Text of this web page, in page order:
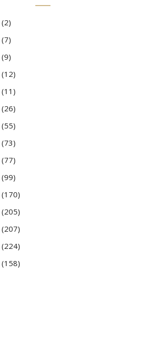
(2)
(7)
(9)
(12)
(11)
(26)
(55)
(73)
(77)
(99)
(170)
(205)
(207)
(224)
(158)